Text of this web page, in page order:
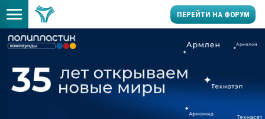
ПЕРЕЙТИ НА ФОРУМ
производство SPC
заводу пластмасс"